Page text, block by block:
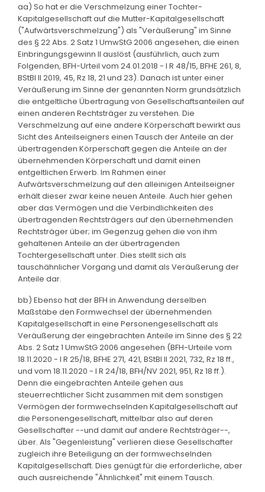
aa) So hat er die Verschmelzung einer Tochter-
Kapitalgesellschaft auf die Mutter-Kapitalgesellschaft
("Aufwärtsverschmelzung") als "Veräußerung" im Sinne
des § 22 Abs. 2 Satz 1 UmwStG 2006 angesehen, die einen
Einbringungsgewinn II auslöst (ausführlich, auch zum
Folgenden, BFH-Urteil vom 24.01.2018 - I R 48/15, BFHE 261, 8,
BStBl II 2019, 45, Rz 18, 21 und 23). Danach ist unter einer
Veräußerung im Sinne der genannten Norm grundsätzlich
die entgeltliche Übertragung von Gesellschaftsanteilen auf
einen anderen Rechtsträger zu verstehen. Die
Verschmelzung auf eine andere Körperschaft bewirkt aus
Sicht des Anteilseigners einen Tausch der Anteile an der
übertragenden Körperschaft gegen die Anteile an der
übernehmenden Körperschaft und damit einen
entgeltlichen Erwerb. Im Rahmen einer
Aufwärtsverschmelzung auf den alleinigen Anteilseigner
erhält dieser zwar keine neuen Anteile. Auch hier gehen
aber das Vermögen und die Verbindlichkeiten des
übertragenden Rechtsträgers auf den übernehmenden
Rechtsträger über; im Gegenzug gehen die von ihm
gehaltenen Anteile an der übertragenden
Tochtergesellschaft unter. Dies stellt sich als
tauschähnlicher Vorgang und damit als Veräußerung der
Anteile dar.
bb) Ebenso hat der BFH in Anwendung derselben
Maßstäbe den Formwechsel der übernehmenden
Kapitalgesellschaft in eine Personengesellschaft als
Veräußerung der eingebrachten Anteile im Sinne des § 22
Abs. 2 Satz 1 UmwStG 2006 angesehen (BFH-Urteile vom
18.11.2020 - I R 25/18, BFHE 271, 421, BStBl II 2021, 732, Rz 18 ff.,
und vom 18.11.2020 - I R 24/18, BFH/NV 2021, 951, Rz 18 ff.).
Denn die eingebrachten Anteile gehen aus
steuerrechtlicher Sicht zusammen mit dem sonstigen
Vermögen der formwechselnden Kapitalgesellschaft auf
die Personengesellschaft, mittelbar also auf deren
Gesellschafter --und damit auf andere Rechtsträger--,
über. Als "Gegenleistung" verlieren diese Gesellschafter
zugleich ihre Beteiligung an der formwechselnden
Kapitalgesellschaft. Dies genügt für die erforderliche, aber
auch ausreichende "Ähnlichkeit" mit einem Tausch.